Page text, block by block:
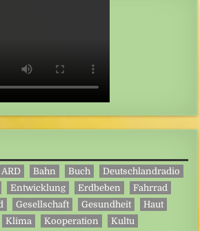
ARD Bahn Buch
Deutschlandradio
Entwicklung Erdbeben
Fahrrad
Gesellschaft Gesundheit
Haut
Klima Kooperation
Kultu